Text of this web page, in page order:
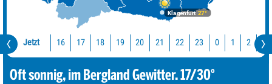
Klagenfurt 27°
Jetzt 16 17 18 19 20 21 22 23 0 1 2 3
Oft sonnig, im Bergland Gewitter. 17/30°